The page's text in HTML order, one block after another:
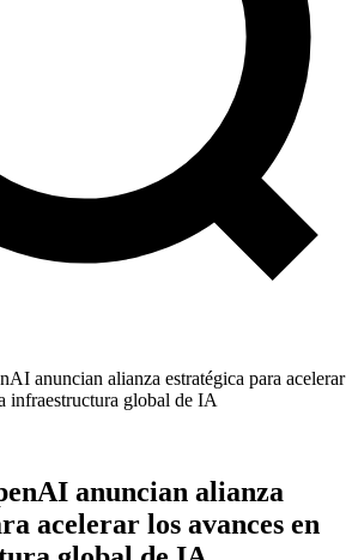
anuncian alianza estratégica para acelerar
infraestructura global de IA
anuncian alianza
acelerar los avances en